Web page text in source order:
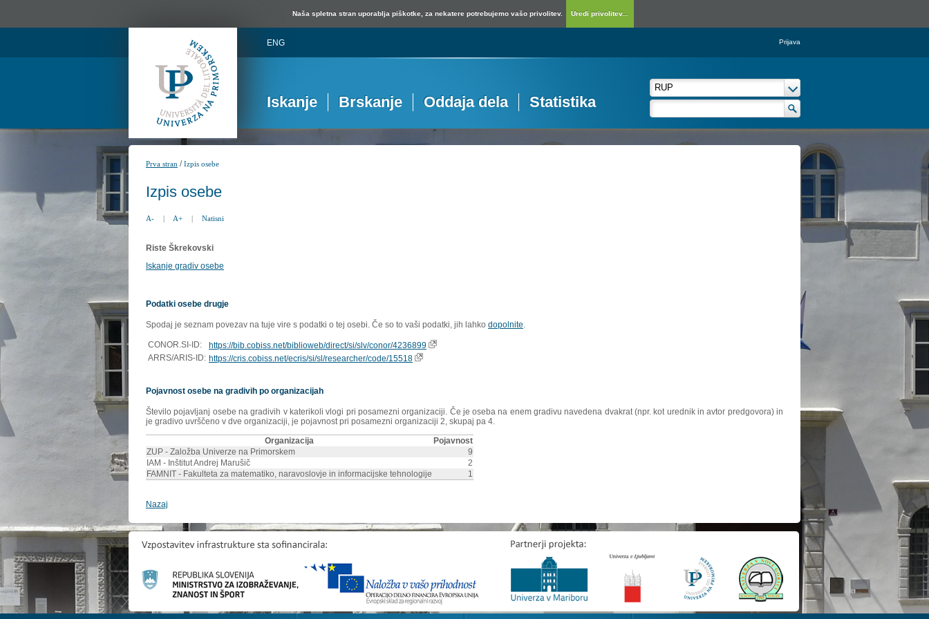
Naša spletna stran uporablja piškotke, za nekatere potrebujemo vašo privolitev. Uredi privolitev...
ENG Prijava
Iskanje Brskanje Oddaja dela Statistika
Prva stran /Izpis osebe
Izpis osebe
A- | A+ | Natisni
Riste Škrekovski
Iskanje gradiv osebe
Podatki osebe drugje
Spodaj je seznam povezav na tuje vire s podatki o tej osebi. Če so to vaši podatki, jih lahko dopolnite.
CONOR.SI-ID:
https://bib.cobiss.net/biblioweb/direct/si/slv/conor/4236899
ARRS/ARIS-ID: https://cris.cobiss.net/ecris/si/sl/researcher/code/15518
Pojavnost osebe na gradivih po organizacijah
Število pojavljanj osebe na gradivih v katerikoli vlogi pri posamezni organizaciji. Če je oseba na enem gradivu navedena dvakrat (npr. kot urednik in avtor predgovora) in
je gradivo uvrščeno v dve organizaciji, je pojavnost pri posamezni organizaciji 2, skupaj pa 4.
Organizacija
Pojavnost
ZUP - Založba Univerze na Primorskem
9
IAM - Inštitut Andrej Marušič
2
FAMNIT - Fakulteta za matematiko, naravoslovje in informacijske tehnologije
1
Nazaj